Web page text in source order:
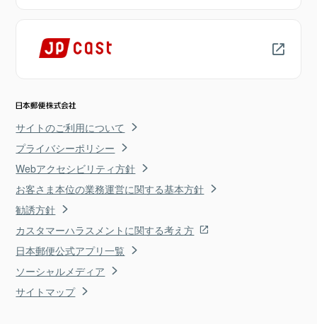
サイトのご利用について
プライバシーポリシー
Webアクセシビリティ方針
お客さま本位の業務運営に関する基本方針
勧誘方針
カスタマーハラスメントに関する考え方
日本郵便公式アプリ一覧
ソーシャルメディア
サイトマップ